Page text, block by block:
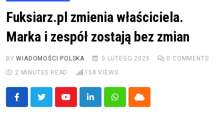
Fuksiarz.pl zmienia właściciela.
Marka i zespół zostają bez zmian
BYWIADOMOŚCI POLSKA 5 LUTEGO 2025 0 COMMENTS
2 MINUTES READ
158 VIEWS
YoutubeLinkedInWhatsappCloud